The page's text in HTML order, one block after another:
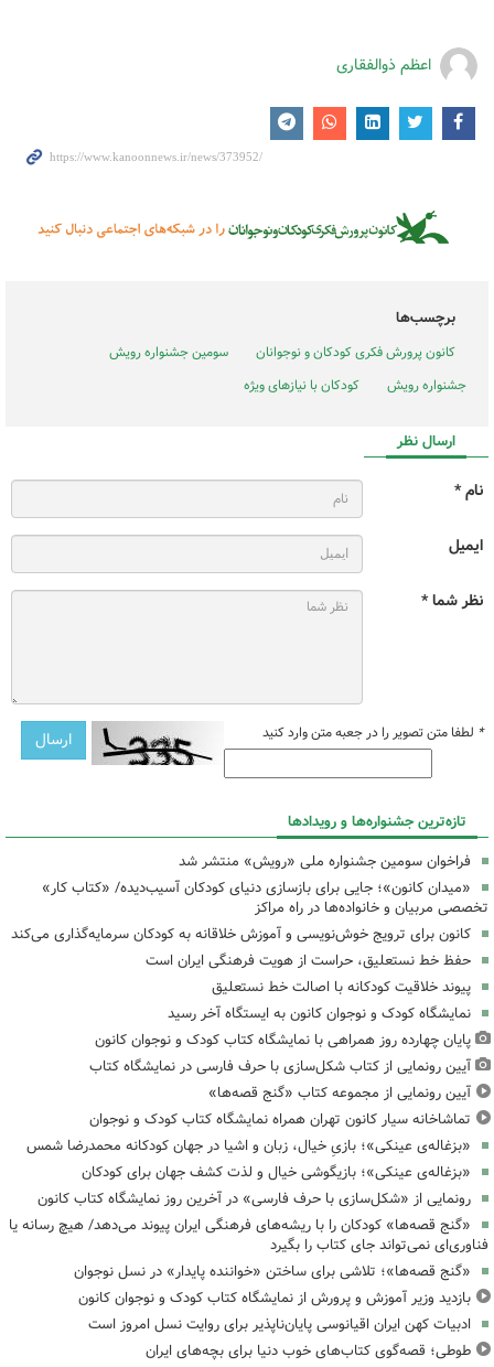
اعظم ذوالفقاری
برچسب‌ها
کانون پرورش فکری کودکان و نوجوانان
سومین جشنواره رویش
جشنواره رویش
کودکان با نیازهای ویژه
ارسال نظر
نام *
ایمیل
نظر شما *
* لطفا متن تصویر را در جعبه متن وارد کنید
تازه‌ترین جشنواره‌ها و رویدادها
فراخوان سومین جشنواره ملی «رویش» منتشر شد
«میدان کانون»؛ جایی برای بازسازی دنیای کودکان آسیب‌دیده/ «کتاب کار»
تخصصی مربیان و خانواده‌ها در راه مراکز
کانون برای ترویج خوش‌نویسی و آموزش خلاقانه به کودکان سرمایه‌گذاری می‌کند
حفظ خط نستعلیق، حراست از هویت فرهنگی ایران است
پیوند خلاقیت کودکانه با اصالت خط نستعلیق
نمایشگاه کودک و نوجوان کانون به ایستگاه آخر رسید
پایان چهارده روز همراهی با نمایشگاه کتاب کودک و نوجوان کانون
آیین رونمایی از کتاب شکل‌سازی با حرف فارسی در نمایشگاه کتاب
آیین رونمایی از مجموعه کتاب «گنج قصه‌ها»
تماشاخانه سیار کانون تهران همراه نمایشگاه کتاب کودک و نوجوان
«بزغاله‌ی عینکی»؛ بازیِ خیال، زبان و اشیا در جهان کودکانه محمدرضا شمس
«بزغاله‌ی عینکی»؛ بازیگوشی خیال و لذت کشف جهان برای کودکان
رونمایی از «شکل‌سازی با حرف فارسی» در آخرین روز نمایشگاه کتاب کانون
«گنج قصه‌ها» کودکان را با ریشه‌های فرهنگی ایران پیوند می‌دهد/ هیچ رسانه یا
فناوری‌ای نمی‌تواند جای کتاب را بگیرد
«گنج قصه‌ها»؛ تلاشی برای ساختن «خواننده پایدار» در نسل نوجوان
بازدید وزیر آموزش و پرورش از نمایشگاه کتاب کودک و نوجوان کانون
ادبیات کهن ایران اقیانوسی پایان‌ناپذیر برای روایت نسل امروز است
طوطی؛ قصه‌گوی کتاب‌های خوب دنیا برای بچه‌های ایران